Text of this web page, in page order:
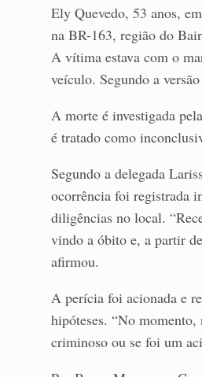
Ely Quevedo, 53 anos,
na BR-163, região do
A vítima estava com o
veículo. Segundo a
A morte é investigada
é tratado como
Segundo a delegada
ocorrência foi registrada
diligências no local.
vindo a óbito e, a partir
afirmou.
A perícia foi acionada e
hipóteses. “No momento,
criminoso ou se foi um